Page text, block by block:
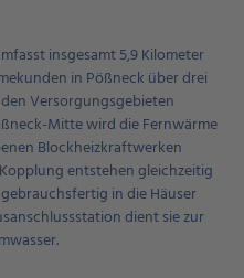
insgesamt 5,9 Kilometer
in Pößneck über drei
Versorgungsgebieten
Mitte wird die Fernwärme
Blockheizkraftwerken
entstehen gleichzeitig
in die Häuser
dient sie zur